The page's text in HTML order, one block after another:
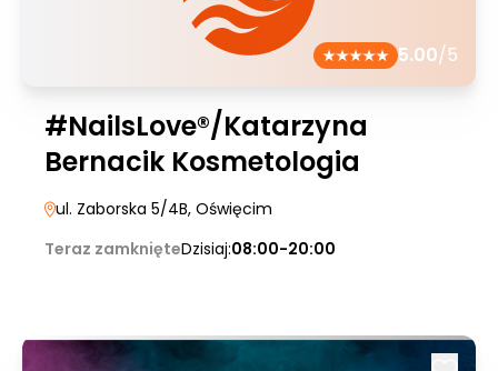
5.00/5
#NailsLove®/Katarzyna
Bernacik Kosmetologia
ul. Zaborska 5/4B, Oświęcim
Teraz zamknięteDzisiaj:08:00-20:00